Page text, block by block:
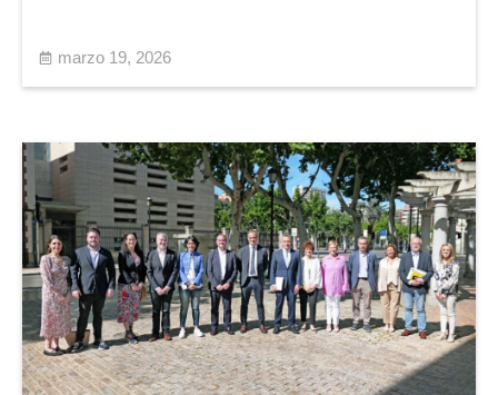
marzo 19, 2026